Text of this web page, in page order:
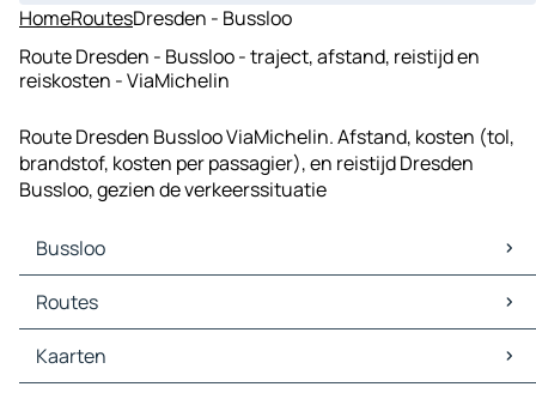
HomeRoutesDresden - Bussloo
Route Dresden - Bussloo - traject, afstand, reistijd en
reiskosten - ViaMichelin
Route Dresden Bussloo ViaMichelin. Afstand, kosten (tol,
brandstof, kosten per passagier), en reistijd Dresden
Bussloo, gezien de verkeerssituatie
Bussloo
Bussloo Kaarten
Bussloo Verkeer
Bussloo Hotels
Bussloo Restaurants
Routes
Routes Bussloo - Arnhem
Routes Bussloo - Zwolle
Kaarten